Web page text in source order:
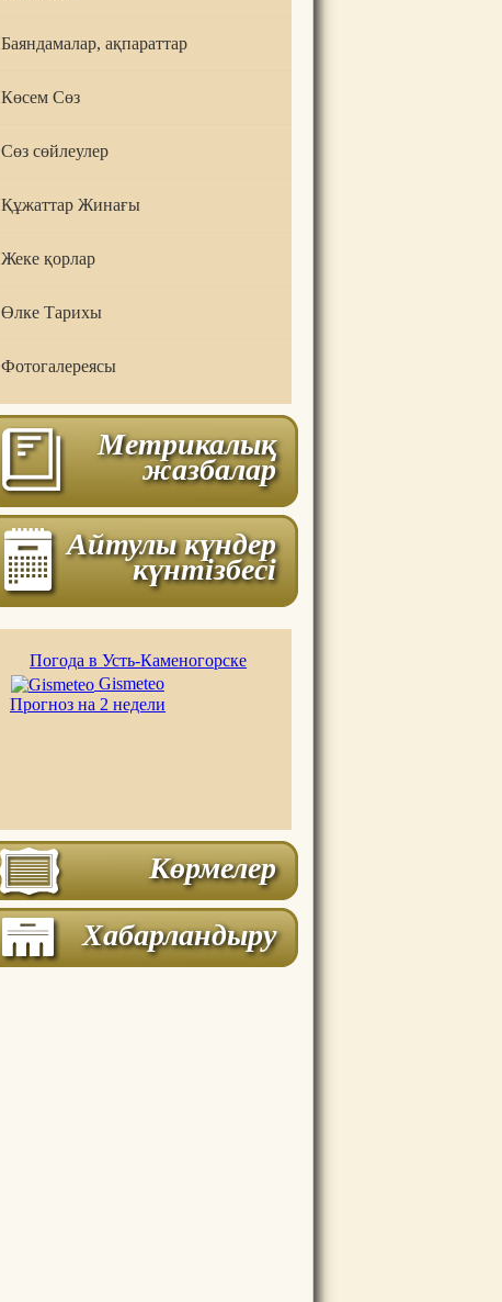
Баяндамалар, ақпараттар
Көсем Сөз
Сөз сөйлеулер
Құжаттар Жинағы
Жеке қорлар
Өлке Тарихы
Фотогалереясы
Метрикалық
жазбалар
Айтулы күндер
күнтізбесі
Погода в Усть-Каменогорске
Gismeteo
Прогноз на 2 недели
Көрмелер
Хабарландыру